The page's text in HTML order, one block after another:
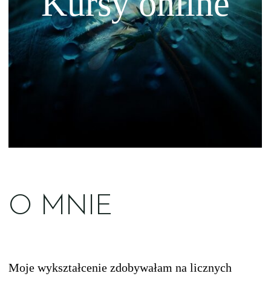
O MNIE
Moje wykształcenie zdobywałam na licznych